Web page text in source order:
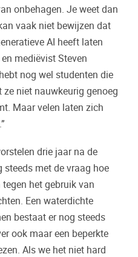
onbehagen. Je weet dan
vaak niet bewijzen dat
AI heeft laten
mediëvist Steven
nog wel studenten die
niet nauwkeurig genoeg
Maar velen laten zich
drie jaar na de
steeds met de vraag hoe
het gebruik van
Een waterdichte
bestaat er nog steeds
ook maar een beperkte
Als we het niet hard